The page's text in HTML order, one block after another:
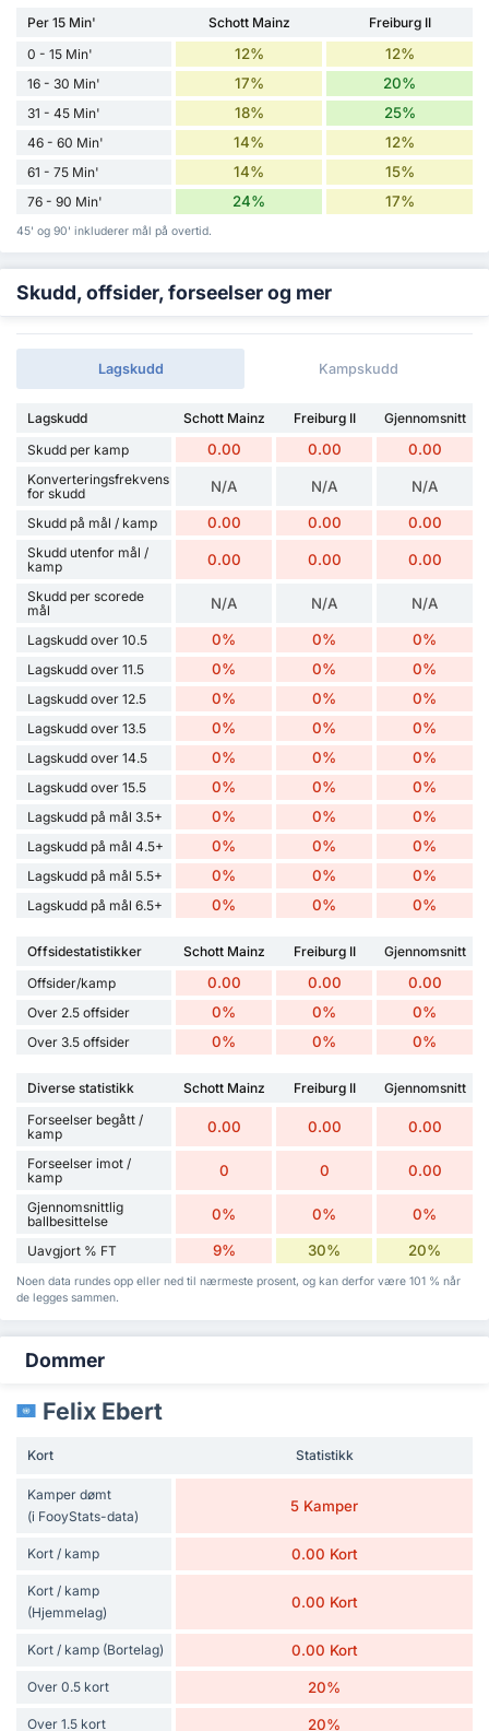
Per 15 Min' Schott Mainz
Freiburg II
0 - 15 Min'
12% 12%
16 - 30 Min' 17% 20%
31 - 45 Min' 18% 25%
46 - 60 Min' 14% 12%
61 - 75 Min' 14% 15%
76 - 90 Min' 24% 17%
45' og 90' inkluderer mål på overtid.
Skudd, offsider, forseelser og mer
Lagskudd Kampskudd
Lagskudd Schott Mainz Freiburg II
Gjennomsnitt
Skudd per kamp
0.00 0.00 0.00
Konverteringsfrekvens
for skudd
N/A N/A N/A
Skudd på mål / kamp 0.00 0.00 0.00
Skudd utenfor mål /
kamp
0.00 0.00 0.00
Skudd per scorede
mål
N/A N/A N/A
Lagskudd over 10.5 0% 0% 0%
Lagskudd over 11.5 0% 0% 0%
Lagskudd over 12.5 0% 0% 0%
Lagskudd over 13.5 0% 0% 0%
Lagskudd over 14.5 0% 0% 0%
Lagskudd over 15.5 0% 0% 0%
Lagskudd på mål 3.5+ 0% 0% 0%
Lagskudd på mål 4.5+ 0% 0% 0%
Lagskudd på mål 5.5+ 0% 0% 0%
Lagskudd på mål 6.5+ 0% 0% 0%
Offsidestatistikker Schott Mainz Freiburg II
Gjennomsnitt
Offsider/kamp
0.00 0.00 0.00
Over 2.5 offsider 0% 0% 0%
Over 3.5 offsider 0% 0% 0%
Diverse statistikk Schott Mainz Freiburg II
Gjennomsnitt
Forseelser begått /
kamp
0.00 0.00 0.00
Forseelser imot /
kamp
0 0 0.00
Gjennomsnittlig
ballbesittelse
0% 0% 0%
Uavgjort % FT 9% 30% 20%
Noen data rundes opp eller ned til nærmeste prosent, og kan derfor være 101 % når
de legges sammen.
Dommer
Felix Ebert
Kort Statistikk
Kamper dømt
(i FooyStats-data)
5 Kamper
Kort / kamp 0.00 Kort
Kort / kamp
(Hjemmelag)
0.00 Kort
Kort / kamp (Bortelag) 0.00 Kort
Over 0.5 kort 20%
Over 1.5 kort 20%